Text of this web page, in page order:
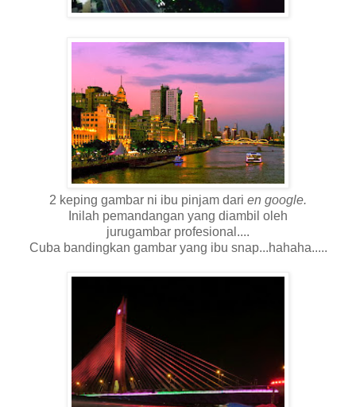
2 keping gambar ni ibu pinjam dari en google.
Inilah pemandangan yang diambil oleh
jurugambar profesional....
Cuba bandingkan gambar yang ibu snap...hahaha.....